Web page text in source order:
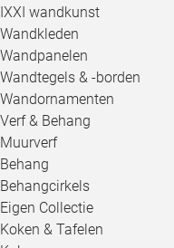
IXXI wandkunst
Wandkleden
Wandpanelen
Wandtegels & -borden
Wandornamenten
Verf & Behang
Muurverf
Behang
Behangcirkels
Eigen Collectie
Koken & Tafelen